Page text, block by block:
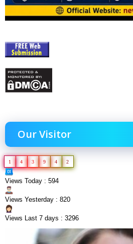
Our Visitor
1 4 3 9 4 2
Views Today : 594
Views Yesterday : 820
Views Last 7 days : 3296